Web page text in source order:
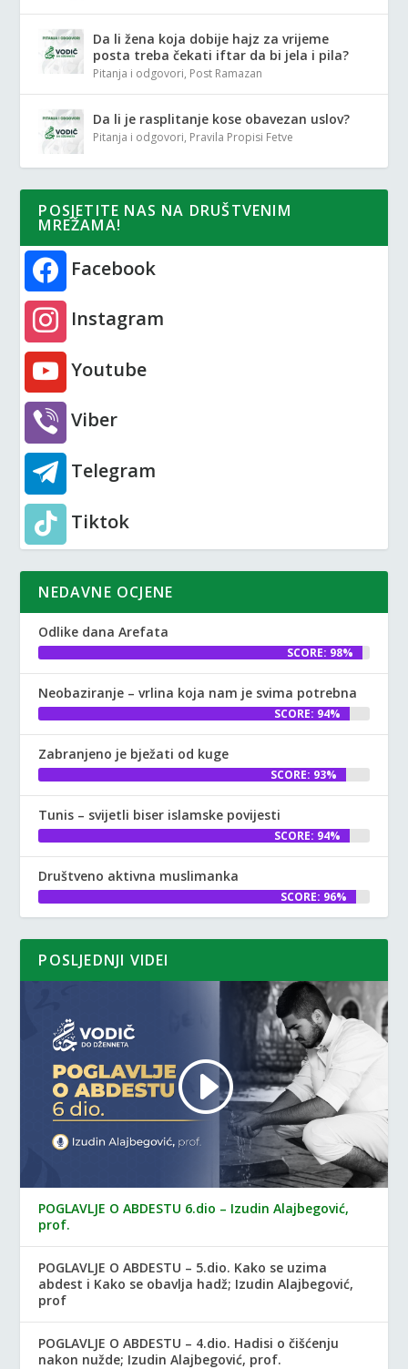
Da li žena koja dobije hajz za vrijeme
posta treba čekati iftar da bi jela i pila?
Pitanja i odgovori, Post Ramazan
Da li je rasplitanje kose obavezan uslov?
Pitanja i odgovori, Pravila Propisi Fetve
POSJETITE NAS NA DRUŠTVENIM
MREŽAMA!
Facebook
Instagram
Youtube
Viber
Telegram
Tiktok
NEDAVNE OCJENE
Odlike dana Arefata
SCORE: 98%
Neobaziranje – vrlina koja nam je svima potrebna
SCORE: 94%
Zabranjeno je bježati od kuge
SCORE: 93%
Tunis – svijetli biser islamske povijesti
SCORE: 94%
Društveno aktivna muslimanka
SCORE: 96%
POSLJEDNJI VIDEI
POGLAVLJE O ABDESTU 6.dio – Izudin Alajbegović,
prof.
POGLAVLJE O ABDESTU – 5.dio. Kako se uzima
abdest i Kako se obavlja hadž; Izudin Alajbegović,
prof
POGLAVLJE O ABDESTU – 4.dio. Hadisi o čišćenju
nakon nužde; Izudin Alajbegović, prof.